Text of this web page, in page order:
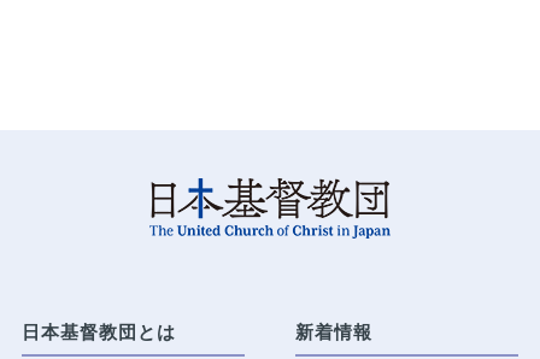
日本基督教団とは 新着情報